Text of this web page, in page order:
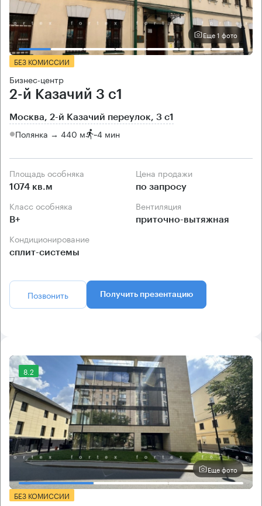
Еще 1 фото
БЕЗ КОМИССИИ
Бизнес-центр
2-й Казачий 3 с1
Москва, 2-й Казачий переулок, 3 с1
Полянка → 440 м ~4 мин
Площадь особняка
1074 кв.м
Цена продажи
по запросу
Класс особняка
B+
Вентиляция
приточно-вытяжная
Кондиционирование
сплит-системы
Позвонить Получить презентацию
8.2
Еще фото
БЕЗ КОМИССИИ